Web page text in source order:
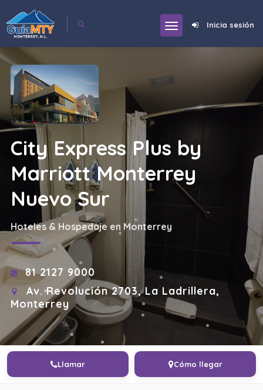
Inicia sesión
City Express Plus by
Marriott Monterrey
Nuevo Sur
Hoteles & Hospedaje en Monterrey
81 2127 9000
Av. Revolución 2703, La Ladrillera,
Monterrey
Llamar Cómo llegar